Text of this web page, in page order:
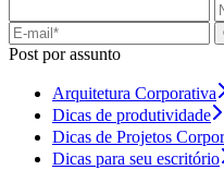
Post por assunto
Arquitetura Corporativa
Dicas de produtividade
Dicas de Projetos
Dicas para seu escritório